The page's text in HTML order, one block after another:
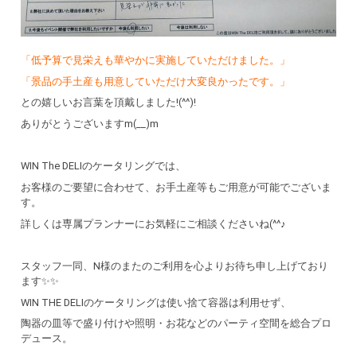
「低予算で見栄えも華やかに実施していただけました。」
「景品の手土産も用意していただけ大変良かったです。」
との嬉しいお言葉を頂戴しました!(^^)!
ありがとうございますm(__)m
WIN The DELIのケータリングでは、
お客様のご要望に合わせて、お手土産等もご用意が可能でございま
す。
詳しくは専属プランナーにお気軽にご相談くださいね(^^♪
スタッフ一同、N様のまたのご利用を心よりお待ち申し上げており
ます✨✨
WIN THE DELIのケータリングは使い捨て容器は利用せず、
陶器の皿等で盛り付けや照明・お花などのパーティ空間を総合プロ
デュース。